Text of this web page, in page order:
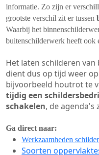
informatie. Zo zijn er
grootste verschil zit er tussen
Waarbij het
buitenschilderwerk heeft ook
Het laten schilderen
dient dus op tijd weer
bijvoorbeeld houtrot te
tijdig een
schakelen, de agenda's
Ga direct naar:
Werkzaamheden schilder
Soorten